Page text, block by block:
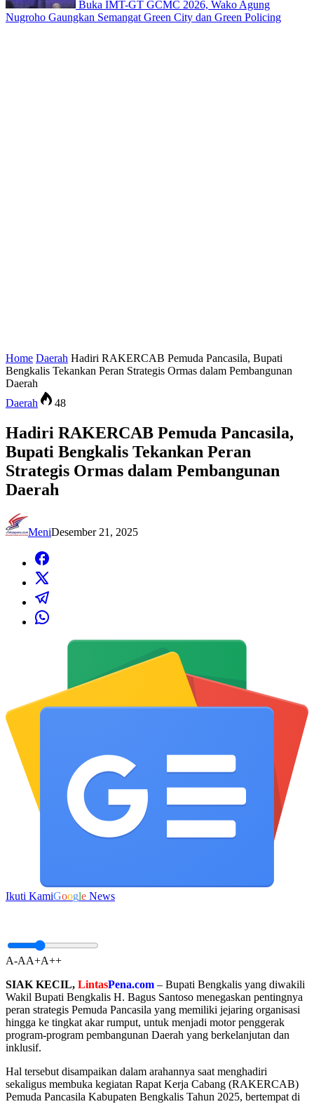
Buka IMT-GT GCMC 2026, Wako Agung
Nugroho Gaungkan Semangat Green City dan Green Policing
Home Daerah Hadiri RAKERCAB Pemuda Pancasila, Bupati
Bengkalis Tekankan Peran Strategis Ormas dalam Pembangunan
Daerah
Daerah
48
Hadiri RAKERCAB Pemuda Pancasila,
Bupati Bengkalis Tekankan Peran
Strategis Ormas dalam Pembangunan
Daerah
MeniDesember 21, 2025
Ikuti KamiGoogle News
A-AA+A++
SIAK KECIL, LintasPena.com – Bupati Bengkalis yang diwakili
Wakil Bupati Bengkalis H. Bagus Santoso menegaskan pentingnya
peran strategis Pemuda Pancasila yang memiliki jejaring organisasi
hingga ke tingkat akar rumput, untuk menjadi motor penggerak
program-program pembangunan Daerah yang berkelanjutan dan
inklusif.
Hal tersebut disampaikan dalam arahannya saat menghadiri
sekaligus membuka kegiatan Rapat Kerja Cabang (RAKERCAB)
Pemuda Pancasila Kabupaten Bengkalis Tahun 2025, bertempat di